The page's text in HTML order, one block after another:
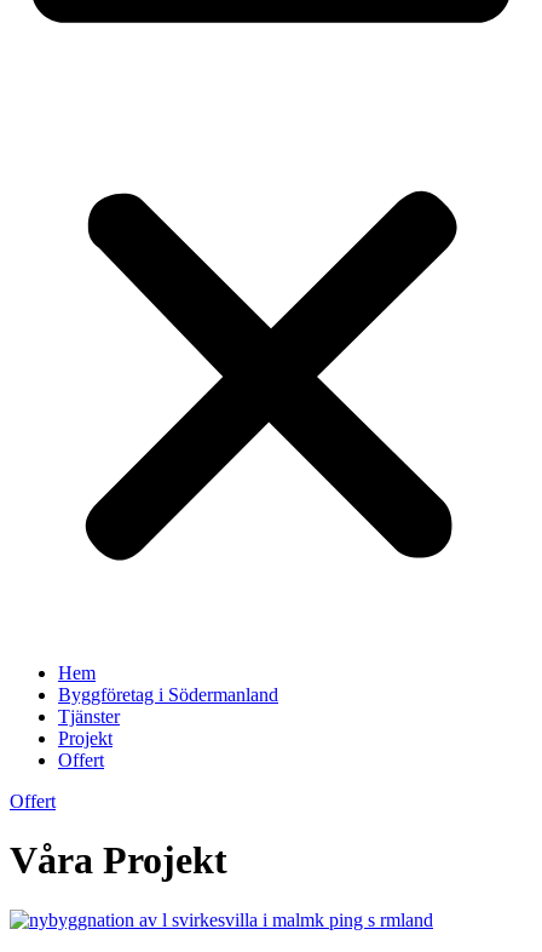
Hem
Byggföretag i Södermanland
Tjänster
Projekt
Offert
Offert
Våra Projekt